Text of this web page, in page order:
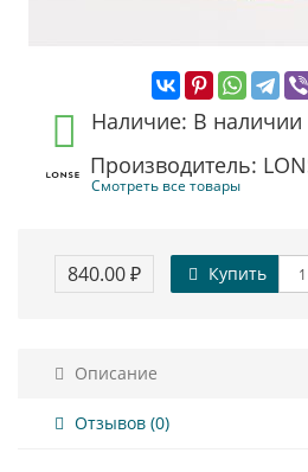
Наличие: В наличии
Производитель:
Смотреть все товары
840.00 ₽ Купить
Описание
Отзывов (0)